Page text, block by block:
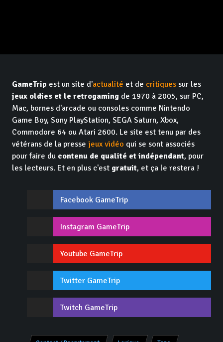
GameTrip est un site d'actualité et de critiques sur les
jeux oldies et le retrogaming de 1970 à 2005, sur PC,
Mac, bornes d'arcade ou consoles comme Nintendo
Game Boy, Sony PlayStation, SEGA Saturn, Xbox,
Commodore 64 ou Atari 2600. Le site est tenu par des
vétérans de la presse jeux vidéo qui se sont associés
pour faire du contenu de qualité et indépendant, pour
les lecteurs. Et en plus c'est gratuit, et ça le restera !
Facebook GameTrip
Instagram GameTrip
Youtube GameTrip
Twitter GameTrip
Twitch GameTrip